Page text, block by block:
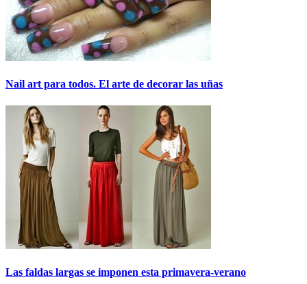
Nail art para todos. El arte de decorar las uñas
Las faldas largas se imponen esta primavera-verano